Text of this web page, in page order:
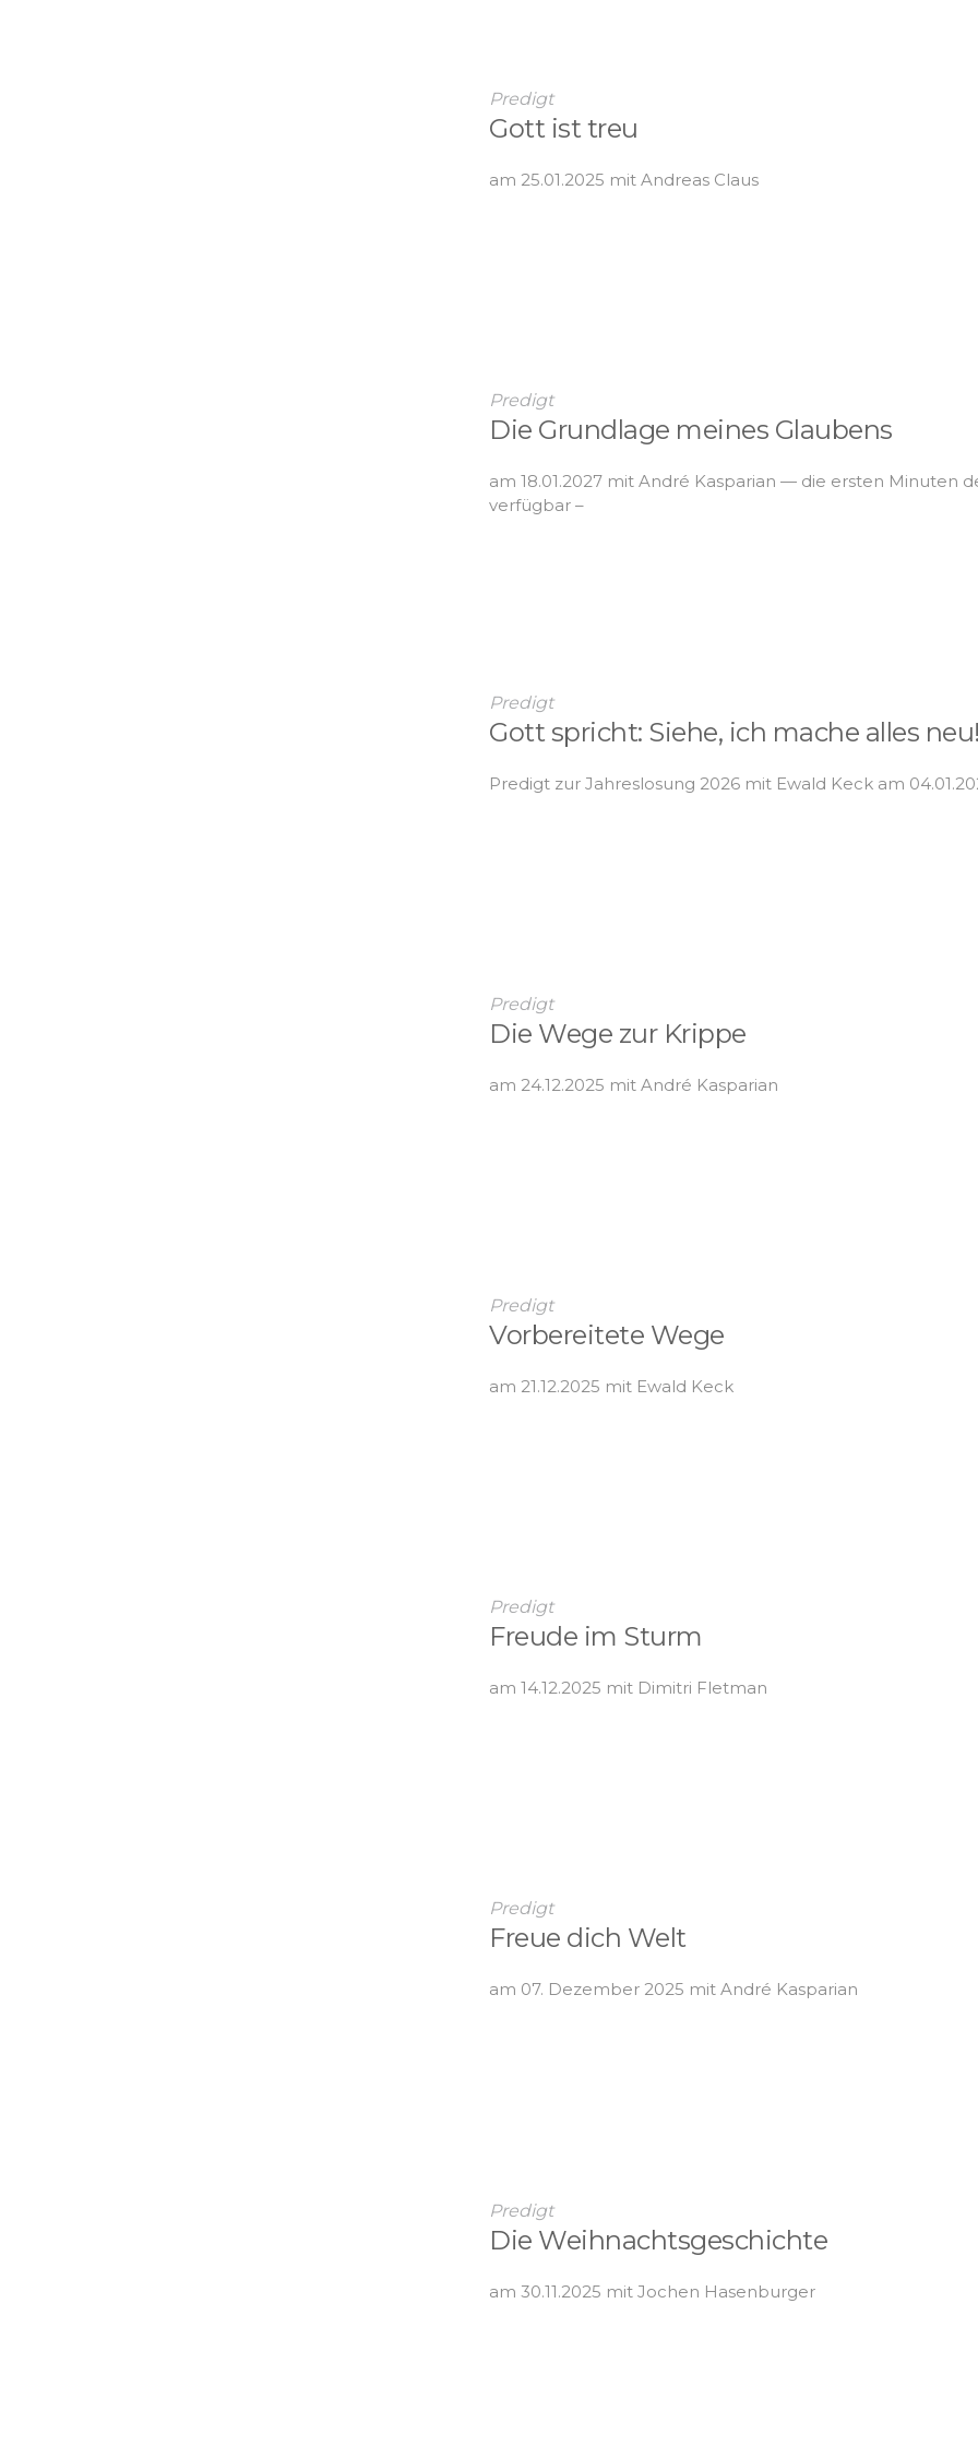
Predigt
Gott ist treu
am 25.01.2025 mit Andreas Claus
Predigt
Die Grundlage meines Glaubens
am 18.01.2027 mit André Kasparian — die ersten Minuten
verfügbar –
Predigt
Gott spricht: Siehe, ich mache alles neu!
Predigt zur Jahreslosung 2026 mit Ewald Keck am
Predigt
Die Wege zur Krippe
am 24.12.2025 mit André Kasparian
Predigt
Vorbereitete Wege
am 21.12.2025 mit Ewald Keck
Predigt
Freude im Sturm
am 14.12.2025 mit Dimitri Fletman
Predigt
Freue dich Welt
am 07. Dezember 2025 mit André Kasparian
Predigt
Die Weihnachtsgeschichte
am 30.11.2025 mit Jochen Hasenburger